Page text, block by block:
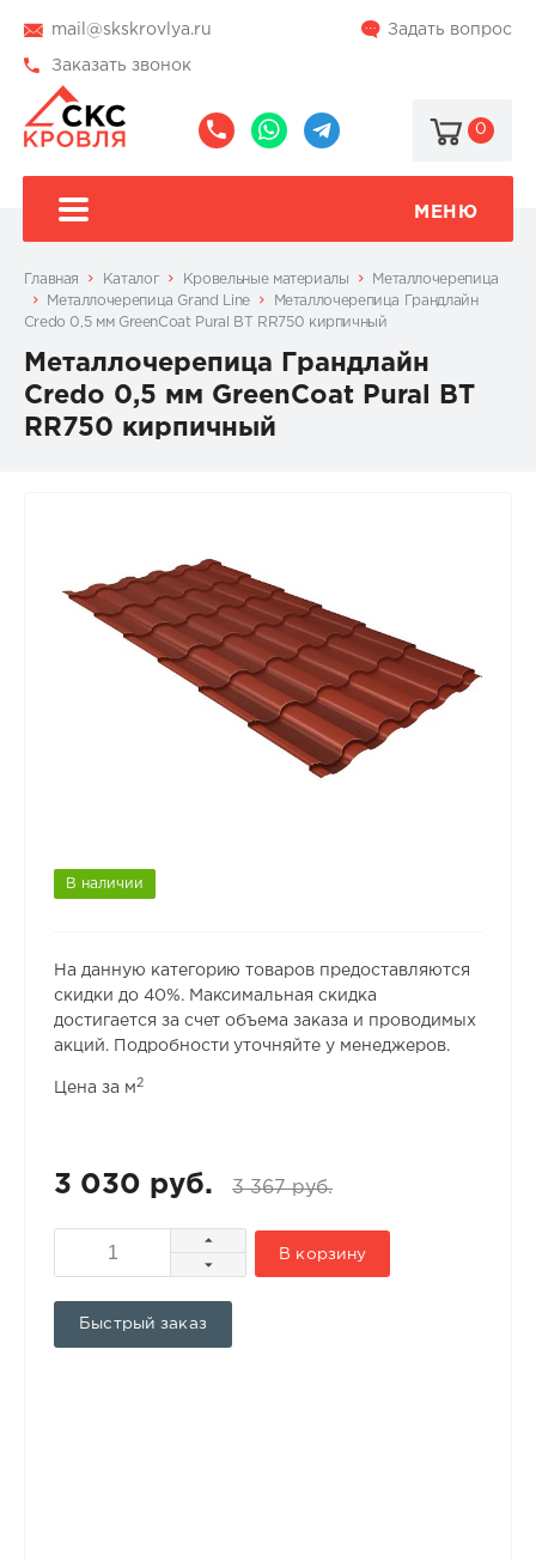
mail@skskrovlya.ru Задать вопрос
Заказать звонок
0
МЕНЮ
Главная Каталог Кровельные материалы
Металлочерепица
Металлочерепица Grand Line
Металлочерепица Грандлайн
Credo 0,5 мм GreenCoat Pural BT RR750 кирпичный
Металлочерепица Грандлайн
Credo 0,5 мм GreenCoat Pural BT
RR750 кирпичный
В наличии
На данную категорию товаров предоставляются
скидки до 40%. Максимальная скидка
достигается за счет объема заказа и проводимых
акций. Подробности уточняйте у менеджеров.
Цена за м 2
3 030 руб. 3 367 руб.
В корзину
Быстрый заказ